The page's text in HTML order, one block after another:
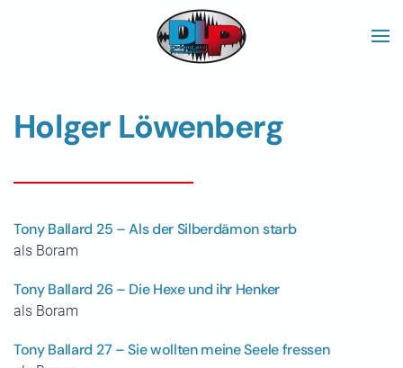
Skip to main content
Holger Löwenberg
Tony Ballard 25 – Als der Silberdämon starb
als Boram
Tony Ballard 26 – Die Hexe und ihr Henker
als Boram
Tony Ballard 27 – Sie wollten meine Seele fressen